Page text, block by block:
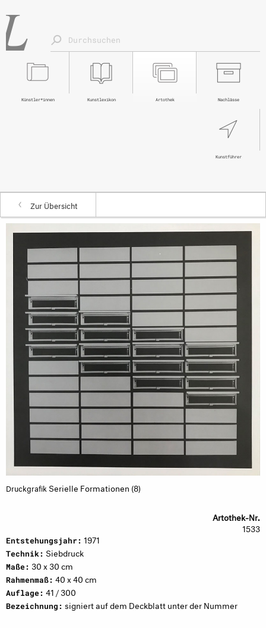
Nachlässe
Artothek
Kunstlexikon
Künstler*innen
Kunstführer
Zur Übersicht
Druckgrafik Serielle Formationen (8)
Artothek-Nr.
1533
Entstehungsjahr: 1971
Technik: Siebdruck
Maße: 30 x 30 cm
Rahmenmaß: 40 x 40 cm
Auflage: 41 / 300
Bezeichnung: signiert auf dem Deckblatt unter der Nummer